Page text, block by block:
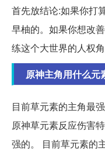
首先放结论:如果你打
早柚的。如果你想改
练这个大世界的人权
原神主角用什么元
目前草元素的主角最
原神草元素反应伤害
强的。 目前草元素的